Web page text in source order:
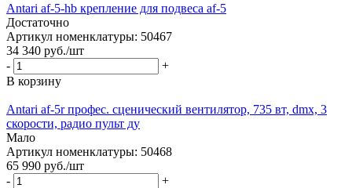
Antari af-5-hb крепление для подвеса af-5
Достаточно
Артикул номенклатуры: 50467
34 340 руб./шт
-
+
В корзину
Antari af-5r профес. сценический вентилятор, 735 вт, dmx, 3
скорости, радио пульт ду
Мало
Артикул номенклатуры: 50468
65 990 руб./шт
-
+